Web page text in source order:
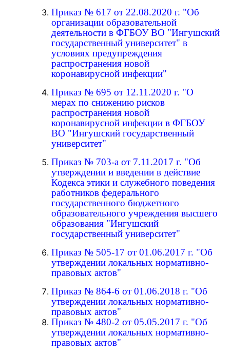
Приказ № 617 от 22.08.2020 г. "Об
организации образовательной
деятельности в ФГБОУ ВО "Ингушский
государственный университет" в
условиях предупреждения
распространения новой
коронавирусной инфекции"
Приказ № 695 от 12.11.2020 г. "О
мерах по снижению рисков
распространения новой
коронавирусной инфекции в ФГБОУ
ВО "Ингушский государственный
университет"
Приказ № 703-а от 7.11.2017 г. "Об
утверждении и введении в действие
Кодекса этики и служебного поведения
работников федерального
государственного бюджетного
образовательного учреждения высшего
образования "Ингушский
государственный университет"
Приказ № 505-17 от 01.06.2017 г. "Об
утверждении локальных нормативно-
правовых актов"
Приказ № 864-6 от 01.06.2018 г. "Об
утверждении локальных нормативно-
правовых актов"
Приказ № 480-2 от 05.05.2017 г. "Об
утверждении локальных нормативно-
правовых актов"